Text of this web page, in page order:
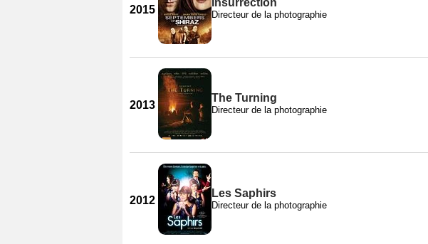
2015 Directeur de la photographie
2013
The Turning
Directeur de la photographie
2012
Les Saphirs
Directeur de la photographie